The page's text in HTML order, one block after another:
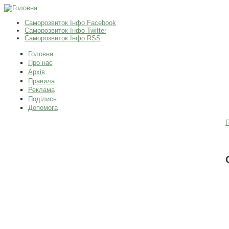
Саморозвиток Інфо Facebook
Саморозвиток Інфо Twitter
Саморозвиток Інфо RSS
Головна
Про нас
Архів
Правила
Реклама
Поділись
Допомога